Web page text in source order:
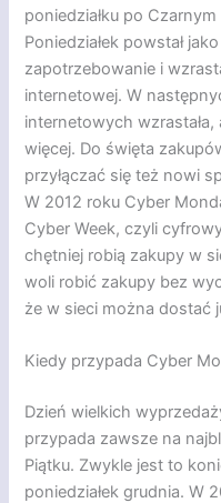
poniedziałku po
Poniedziałek powstał
zapotrzebowanie i
internetowej. W
internetowych
więcej. Do święta
przyłączać się też nowi
W 2012 roku Cyber
Cyber Week, czyli
chętniej robią zakupy w
woli robić zakupy bez
że w sieci można dostać
Kiedy przypada Cyber
Dzień wielkich
przypada zawsze na
Piątku. Zwykle jest to
poniedziałek grudnia. W